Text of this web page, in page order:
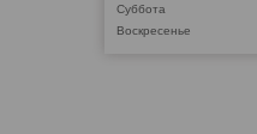
Суббота
Воскресенье